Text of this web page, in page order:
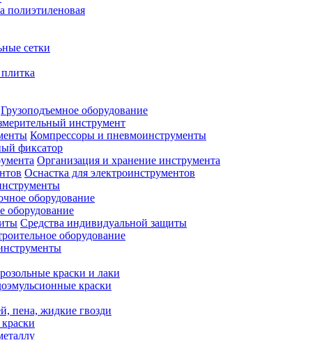
полиэтиленовая
сетки
Грузоподъемное оборудование
инструмент
Компрессоры и пневмоинструменты
фиксатор
Организация и хранение инструмента
Оснастка для электроинструментов
оборудование
оборудование
Средства индивидуальной защиты
оборудование
краски и лаки
краски
пена, жидкие гвозди